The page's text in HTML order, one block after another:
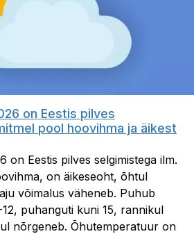
on Eestis pilves
pool hoovihma ja äikest
on Eestis pilves selgimistega ilm.
on äikeseoht, õhtul
võimalus väheneb. Puhub
puhanguti kuni 15, rannikul
nõrgeneb. Õhutemperatuur on